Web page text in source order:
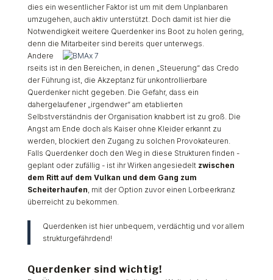
dies ein wesentlicher Faktor ist um mit dem Unplanbaren
umzugehen, auch aktiv unterstützt. Doch damit ist hier die
Notwendigkeit weitere Querdenker ins Boot zu holen gering,
denn die Mitarbeiter sind bereits quer unterwegs.
Andere
rseits ist in den Bereichen, in denen „Steuerung“ das Credo
der Führung ist, die Akzeptanz für unkontrollierbare
Querdenker nicht gegeben. Die Gefahr, dass ein
dahergelaufener „irgendwer“ am etablierten
Selbstverständnis der Organisation knabbert ist zu groß. Die
Angst am Ende doch als Kaiser ohne Kleider erkannt zu
werden, blockiert den Zugang zu solchen Provokateuren.
Falls Querdenker doch den Weg in diese Strukturen finden -
geplant oder zufällig - ist ihr Wirken angesiedelt zwischen
dem Ritt auf dem Vulkan und dem Gang zum
Scheiterhaufen , mit der Option zuvor einen Lorbeerkranz
überreicht zu bekommen.
Querdenken ist hier unbequem, verdächtig und vor allem
strukturgefährdend!
Querdenker sind wichtig!